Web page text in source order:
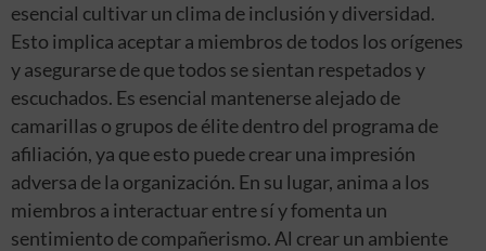
esencial cultivar un clima de inclusión y diversidad.
Esto implica aceptar a miembros de todos los orígenes
y asegurarse de que todos se sientan respetados y
escuchados. Es esencial mantenerse alejado de
camarillas o grupos de élite dentro del programa de
afiliación, ya que esto puede crear una impresión
adversa de la organización. En su lugar, anima a los
miembros a interactuar entre sí y fomenta un
sentimiento de compañerismo. Al crear un ambiente